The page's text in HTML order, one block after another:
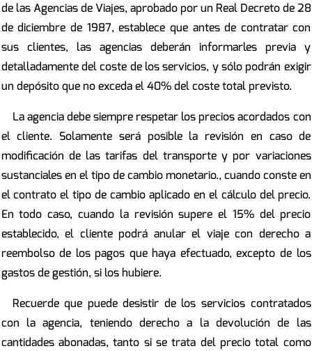
de las Agencias de Viajes, aprobado por un Real Decreto de 28
de diciembre de 1987, establece que antes de contratar con
sus clientes, las agencias deberán informarles previa y
detalladamente del coste de los servicios, y sólo podrán exigir
un depósito que no exceda el 40% del coste total previsto.
La agencia debe siempre respetar los precios acordados con
el cliente. Solamente será posible la revisión en caso de
modificación de las tarifas del transporte y por variaciones
sustanciales en el tipo de cambio monetario., cuando conste en
el contrato el tipo de cambio aplicado en el cálculo del precio.
En todo caso, cuando la revisión supere el 15% del precio
establecido, el cliente podrá anular el viaje con derecho a
reembolso de los pagos que haya efectuado, excepto de los
gastos de gestión, si los hubiere.
Recuerde que puede desistir de los servicios contratados
con la agencia, teniendo derecho a la devolución de las
cantidades abonadas, tanto si se trata del precio total como